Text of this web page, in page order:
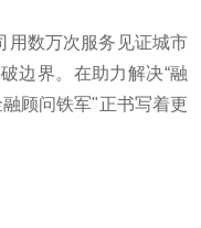
用数万次服务见证城市
边界。在助力解决“融
顾问铁军"正书写着更